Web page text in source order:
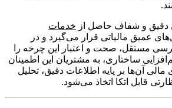
دقیق و شفاف حاصل از خدمات
عمیق مالیاتی قرار می‌گیرد و در
مستقل، صحت و اعتبار این چرخه را
ساختاری، به مشتریان این اطمینان
آن‌ها بر پایه اطلاعات دقیق، تحلیل
قابل اتکا اتخاذ می‌شود.